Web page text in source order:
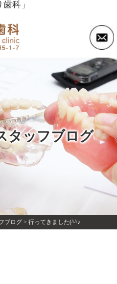
科」
タッフブログ
ブログ> 行ってきました(^^♪